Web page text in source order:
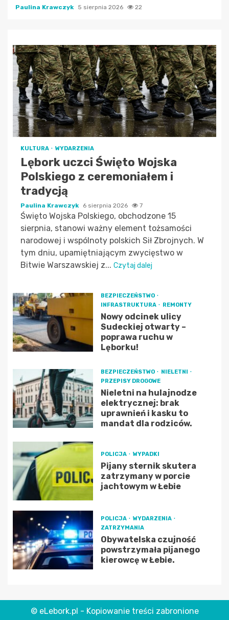
Paulina Krawczyk 5 sierpnia 2026 22
KULTURA WYDARZENIA
Lębork uczci Święto Wojska
Polskiego z ceremoniałem i
tradycją
Paulina Krawczyk 6 sierpnia 2026 7
Święto Wojska Polskiego, obchodzone 15
sierpnia, stanowi ważny element tożsamości
narodowej i wspólnoty polskich Sił Zbrojnych. W
tym dniu, upamiętniającym zwycięstwo w
Bitwie Warszawskiej z... Czytaj dalej
BEZPIECZEŃSTWO
INFRASTRUKTURA
REMONTY
Nowy odcinek ulicy
Sudeckiej otwarty –
poprawa ruchu w
Lęborku!
BEZPIECZEŃSTWO
NIELETNI
PRZEPISY DROGOWE
Nieletni na hulajnodze
elektrycznej: brak
uprawnień i kasku to
mandat dla rodziców.
POLICJA WYPADKI
Pijany sternik skutera
zatrzymany w porcie
jachtowym w Łebie
POLICJA
WYDARZENIA
ZATRZYMANIA
Obywatelska czujność
powstrzymała pijanego
kierowcę w Łebie.
© eLebork.pl - Kopiowanie treści zabronione